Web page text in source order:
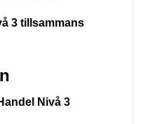
3 tillsammans
Nivå 3